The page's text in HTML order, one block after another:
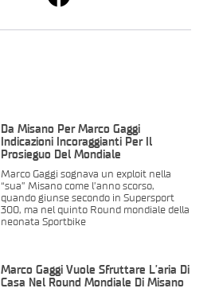
Da Misano Per Marco Gaggi
Indicazioni Incoraggianti Per Il
Prosieguo Del Mondiale
Marco Gaggi sognava un exploit nella
“sua” Misano come l’anno scorso,
quando giunse secondo in Supersport
300, ma nel quinto Round mondiale della
neonata Sportbike
Marco Gaggi Vuole Sfruttare L’aria Di
Casa Nel Round Mondiale Di Misano